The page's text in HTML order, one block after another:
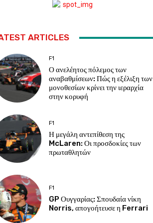
ARTICLES
F1
Ο ανελέητος πόλεμος των
αναβαθμίσεων: Πώς η εξέλιξη των
μονοθεσίων κρίνει την ιεραρχία
στην κορυφή
F1
Η μεγάλη αντεπίθεση της
McLaren: Οι προσδοκίες των
πρωταθλητών
F1
GP Ουγγαρίας: Σπουδαία νίκη
Norris, απογοήτευσε η Ferrari